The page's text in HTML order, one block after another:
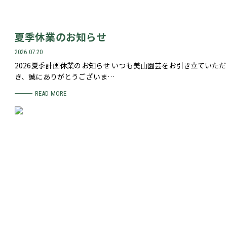
夏季休業のお知らせ
2026.07.20
2026夏季計画休業のお知らせ いつも美山園芸をお引き立ていただ
き、誠にありがとうございま…
READ MORE